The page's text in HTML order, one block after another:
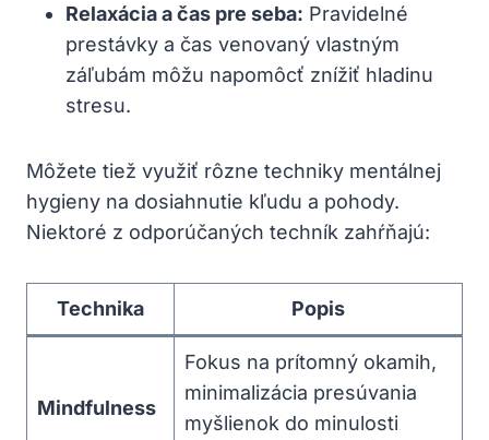
Relaxácia a čas pre seba: Pravidelné
prestávky a čas venovaný vlastným
záľubám môžu napomôcť znížiť hladinu
stresu.
Môžete tiež využiť rôzne techniky mentálnej
hygieny na dosiahnutie kľudu a pohody.
Niektoré z odporúčaných techník zahŕňajú:
Technika Popis
Mindfulness
Fokus na prítomný okamih,
minimalizácia presúvania
myšlienok do minulosti